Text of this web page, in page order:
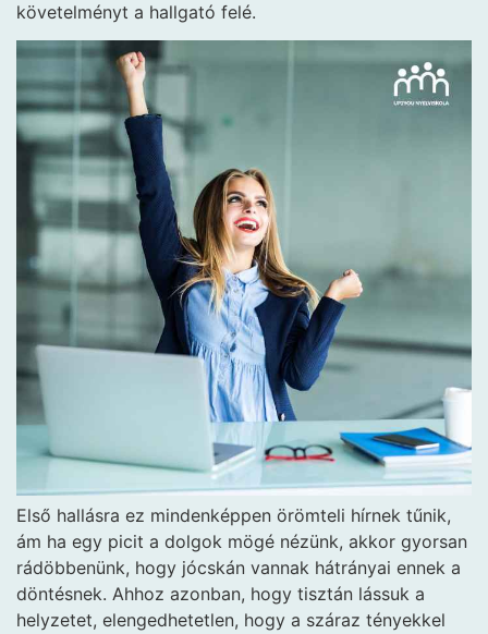
követelményt a hallgató felé.
Első hallásra ez mindenképpen örömteli hírnek tűnik,
ám ha egy picit a dolgok mögé nézünk, akkor gyorsan
rádöbbenünk, hogy jócskán vannak hátrányai ennek a
döntésnek. Ahhoz azonban, hogy tisztán lássuk a
helyzetet, elengedhetetlen, hogy a száraz tényekkel